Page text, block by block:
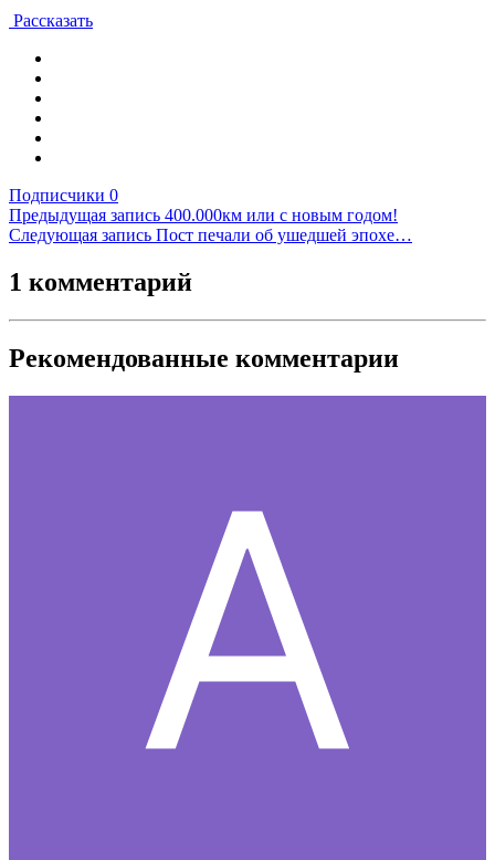
Рассказать
Подписчики 0
Предыдущая запись 400.000км или с новым годом!
Следующая запись Пост печали об ушедшей эпохе…
1 комментарий
Рекомендованные комментарии